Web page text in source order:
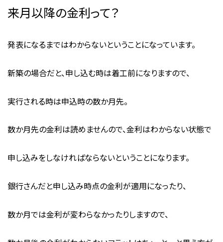
来月以降の金利って？
発表になるまではわからないということになっています。
新築の場合だと、申し込む時は着工前になりますので、
実行される時は申込時の数か月先。
数か月先の金利は読めませんので、金利はわからない状態で
申し込みをしなければならないということになります。
銀行さんだと申し込み時点の金利が適用になったり、
数か月では金利が変わらなかったりしますので、